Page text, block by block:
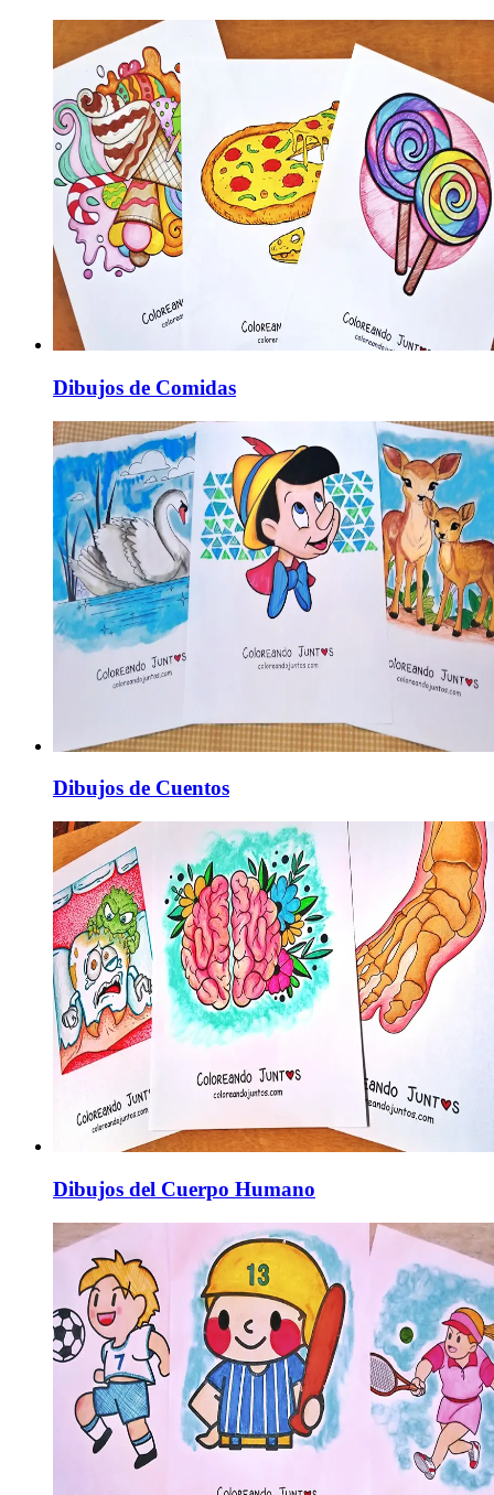
Dibujos de Comidas
Dibujos de Cuentos
Dibujos del Cuerpo Humano